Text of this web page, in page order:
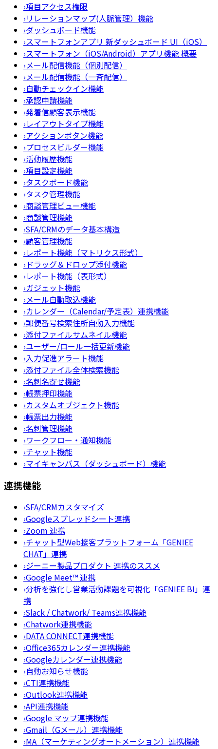
›項目アクセス権限
›リレーションマップ(人脈管理）機能
›ダッシュボード機能
›スマートフォンアプリ 新ダッシュボード UI（iOS）
›スマートフォン（iOS/Android）アプリ機能 概要
›メール配信機能（個別配信）
›メール配信機能（一斉配信）
›自動チェックイン機能
›承認申請機能
›発着信顧客表示機能
›レイアウトタイプ機能
›アクションボタン機能
›プロセスビルダー機能
›活動履歴機能
›項目設定機能
›タスクボード機能
›タスク管理機能
›商談管理ビュー機能
›商談管理機能
›SFA/CRMのデータ基本構造
›顧客管理機能
›レポート機能（マトリクス形式）
› ドラッグ＆ドロップ添付機能
›レポート機能（表形式）
›ガジェット機能
›メール自動取込機能
›カレンダー（Calendar/予定表）連携機能
›郵便番号検索住所自動入力機能
›添付ファイルサムネイル機能
›ユーザー/ロール一括更新機能
›入力促進アラート機能
›添付ファイル全体検索機能
›名刺名寄せ機能
›帳票押印機能
›カスタムオブジェクト機能
›帳票出力機能
›名刺管理機能
›ワークフロー・通知機能
›チャット機能
›マイキャンバス（ダッシュボード）機能
連携機能
›SFA/CRMカスタマイズ
›Googleスプレッドシート連携
›Zoom 連携
›チャット型Web接客プラットフォーム「GENIEE
CHAT」連携
›ジーニー製品プロダクト 連携のススメ
›Google Meet™ 連携
›分析を強化し営業活動課題を可視化「GENIEE BI」連
携
›Slack / Chatwork/ Teams連携機能
›Chatwork連携機能
›DATA CONNECT連携機能
›Office365カレンダー連携機能
›Googleカレンダー連携機能
›自動お知らせ機能
›CTI連携機能
›Outlook連携機能
›API連携機能
›Google マップ連携機能
›Gmail（Gメール）連携機能
›MA（マーケティングオートメーション）連携機能